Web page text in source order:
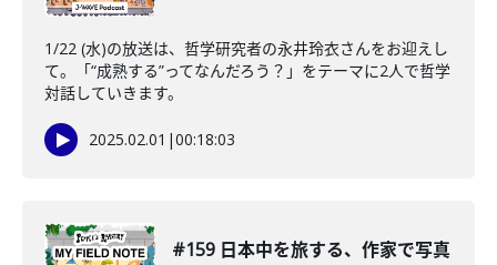
1/22 (水)の放送は、哲学研究者の永井玲衣さんをお迎えし
て。「“成熟する”ってなんだろう？」をテーマに2人で哲学
対話していきます。
2025.02.01 |00:18:03
#159 日本中を旅する、作家で写真